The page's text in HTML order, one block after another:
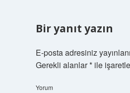
Bir yanıt yazın
E-posta adresiniz
Gerekli alanlar*ile
Yorum